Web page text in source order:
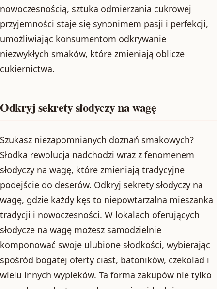
nowoczesnością, sztuka odmierzania cukrowej
przyjemności staje się synonimem pasji i perfekcji,
umożliwiając konsumentom odkrywanie
niezwykłych smaków, które zmieniają oblicze
cukiernictwa.
Odkryj sekrety słodyczy na wagę
Szukasz niezapomnianych doznań smakowych?
Słodka rewolucja nadchodzi wraz z fenomenem
słodyczy na wagę, które zmieniają tradycyjne
podejście do deserów. Odkryj sekrety słodyczy na
wagę, gdzie każdy kęs to niepowtarzalna mieszanka
tradycji i nowoczesności. W lokalach oferujących
słodycze na wagę możesz samodzielnie
komponować swoje ulubione słodkości, wybierając
spośród bogatej oferty ciast, batoników, czekolad i
wielu innych wypieków. Ta forma zakupów nie tylko